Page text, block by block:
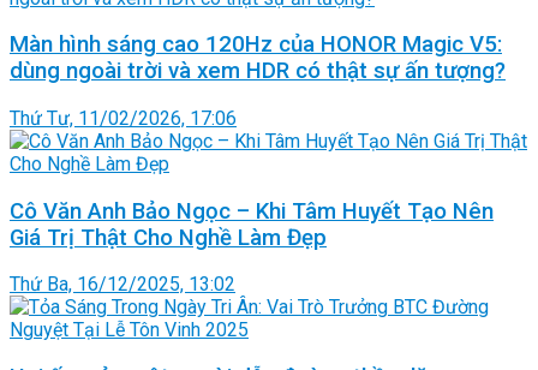
Màn hình sáng cao 120Hz của HONOR Magic V5:
dùng ngoài trời và xem HDR có thật sự ấn tượng?
Thứ Tư, 11/02/2026, 17:06
Cô Văn Anh Bảo Ngọc – Khi Tâm Huyết Tạo Nên
Giá Trị Thật Cho Nghề Làm Đẹp
Thứ Ba, 16/12/2025, 13:02